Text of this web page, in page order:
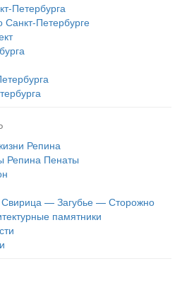
Петербурга
Петербурге
Репина
Репина Пенаты
— Загубье — Сторожно
памятники